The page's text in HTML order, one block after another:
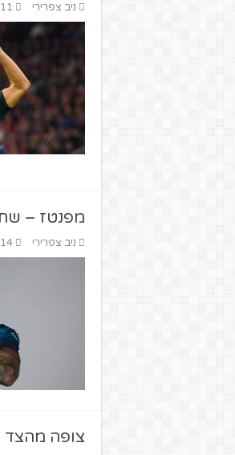
ניב צפרירי 11 במאי 2019
מפנטז –
ניב צפרירי 14 בדצמבר 2018
צופה מהצד